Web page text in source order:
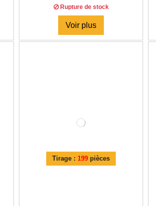
Rupture de stock
Voir plus
Tirage : 199 pièces